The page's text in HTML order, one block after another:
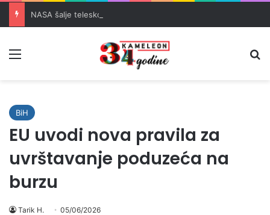
BiH
EU uvodi nova pravila za
uvrštavanje poduzeća na
burzu
Tarik H. 05/06/2026